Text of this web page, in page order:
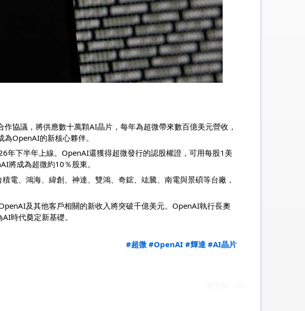
協議，將供應數十萬顆AI晶片，每年為超微帶來數百億美元營收，
OpenAI的新核心夥伴。
年下半年上線。OpenAI還獲得超微發行的認股權證，可用每股1美
將成為超微約10％股東。
電、鴻海、緯創、神達、雙鴻、奇鋐、竑騰、南電與景碩等台廠，
及其他客戶相關的新收入將突破千億美元。OpenAI執行長奧
時代奠定新基礎。
#超微 #OpenAI #輝達 #AI晶片